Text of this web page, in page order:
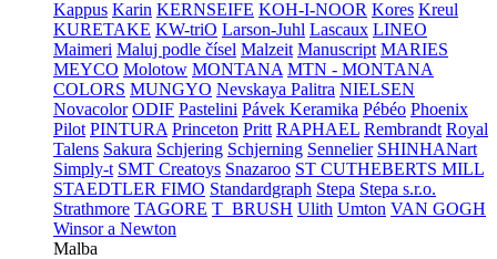
Kappus Karin KERNSEIFE KOH-I-NOOR Kores Kreul
KURETAKE KW-triO Larson-Juhl Lascaux LINEO
Maimeri Maluj podle čísel Malzeit Manuscript MARIES
MEYCO Molotow MONTANA MTN - MONTANA
COLORS MUNGYO Nevskaya Palitra NIELSEN
Novacolor ODIF Pastelini Pávek Keramika Pébéo Phoenix
Pilot PINTURA Princeton Pritt RAPHAEL Rembrandt Royal
Talens Sakura Schjering Schjerning Sennelier SHINHANart
Simply-t SMT Creatoys Snazaroo ST CUTHEBERTS MILL
STAEDTLER FIMO Standardgraph Stepa Stepa s.r.o.
Strathmore TAGORE T_BRUSH Ulith Umton VAN GOGH
Winsor a Newton
Malba